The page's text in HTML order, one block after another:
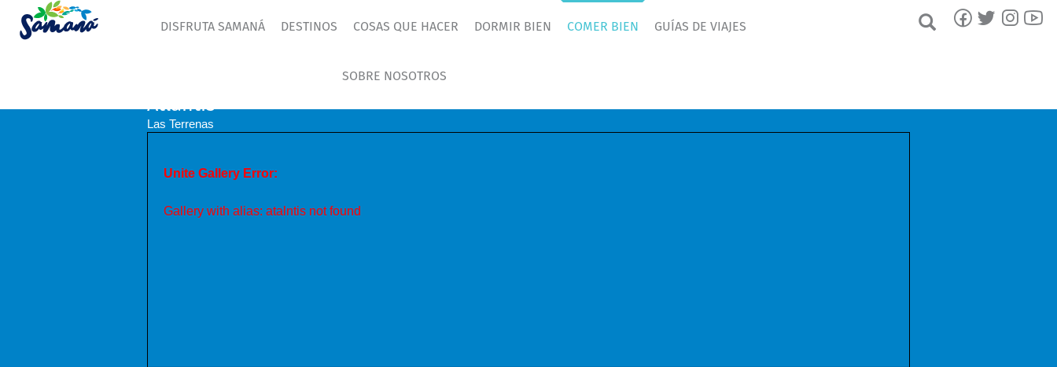
DISFRUTA SAMANÁ DESTINOS COSAS QUE HACER DORMIR BIEN COMER BIEN GUÍAS DE VIAJES
SOBRE NOSOTROS
Atlantis
Las Terrenas
Unite Gallery Error:
Gallery with alias: atalntis not found